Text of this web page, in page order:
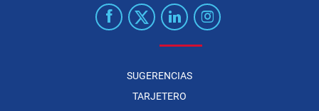
SUGERENCIAS
TARJETERO